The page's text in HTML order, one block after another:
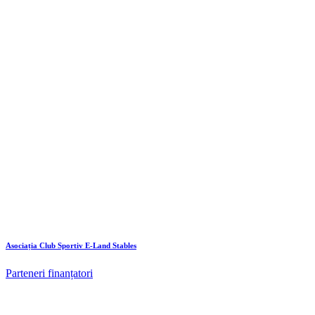
Asociația Club Sportiv E-Land Stables
Parteneri finanțatori